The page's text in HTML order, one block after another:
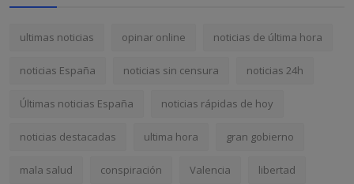
ultimas noticias opinar online noticias de última hora
noticias España noticias sin censura noticias 24h
Últimas noticias España noticias rápidas de hoy
noticias destacadas ultima hora gran gobierno
mala salud conspiración Valencia libertad